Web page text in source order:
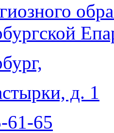
д. 1
61-65